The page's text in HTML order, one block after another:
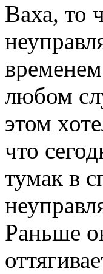
Ваха, то
любом
этом
что
тумак в
Раньше